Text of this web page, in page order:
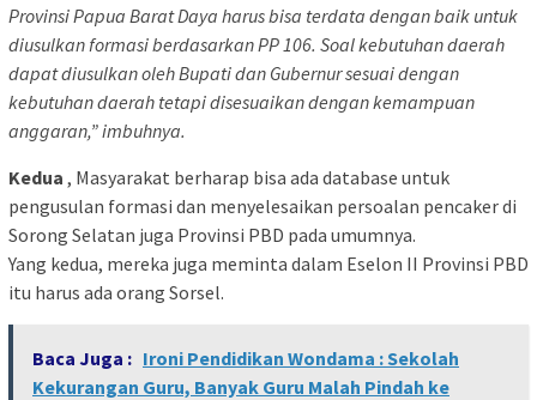
Provinsi Papua Barat Daya harus bisa terdata dengan baik untuk
diusulkan formasi berdasarkan PP 106. Soal kebutuhan daerah
dapat diusulkan oleh Bupati dan Gubernur sesuai dengan
kebutuhan daerah tetapi disesuaikan dengan kemampuan
anggaran,” imbuhnya.
Kedua , Masyarakat berharap bisa ada database untuk
pengusulan formasi dan menyelesaikan persoalan pencaker di
Sorong Selatan juga Provinsi PBD pada umumnya.
Yang kedua, mereka juga meminta dalam Eselon II Provinsi PBD
itu harus ada orang Sorsel.
Baca Juga : Ironi Pendidikan Wondama : Sekolah
Kekurangan Guru, Banyak Guru Malah Pindah ke